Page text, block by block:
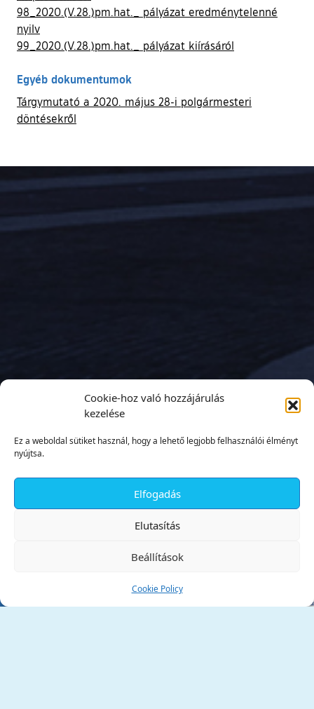
Cookie-hoz való hozzájárulás
kezelése
Ez a weboldal sütiket használ, hogy a lehető legjobb felhasználói élményt
nyújtsa.
Elfogadás
Elutasítás
Beállítások
Cookie Policy
98_2020.(V.28.)pm.hat._ pályázat eredménytelenné
nyilv
99_2020.(V.28.)pm.hat._ pályázat kiírásáról
Egyéb dokumentumok
Tárgymutató a 2020. május 28-i polgármesteri
döntésekről
Tata Város Önkormányzata
✕